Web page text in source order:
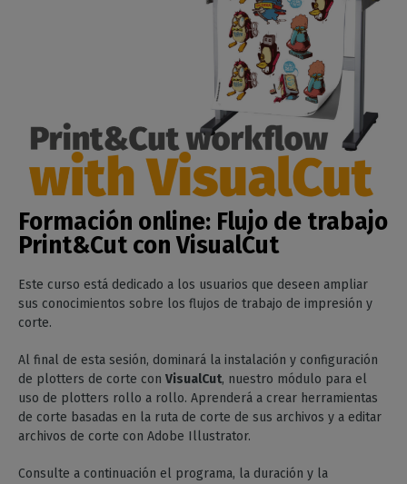
Formación online: Flujo de trabajo
Print&Cut con VisualCut
Este curso está dedicado a los usuarios que deseen ampliar
sus conocimientos sobre los flujos de trabajo de impresión y
corte.
Al final de esta sesión, dominará la instalación y configuración
de plotters de corte con VisualCut, nuestro módulo para el
uso de plotters rollo a rollo. Aprenderá a crear herramientas
de corte basadas en la ruta de corte de sus archivos y a editar
archivos de corte con Adobe Illustrator.
Consulte a continuación el programa, la duración y la